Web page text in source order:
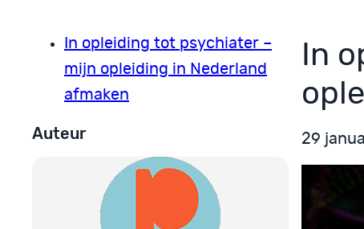
In opleiding tot psychiater –
mijn opleiding in Nederland
afmaken
Auteur
In
29